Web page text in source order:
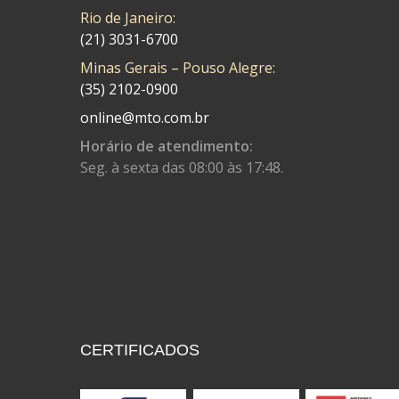
COMETA
CONTROL FLEX (92)
CPL IMPORT
DANIDREA (160)
DIVERSOS
Rio de Janeiro:
(21) 3031-6700
Minas Gerais – Pouso Alegre:
(35) 2102-0900
online@mto.com.br
Horário de atendimento:
Seg. à sexta das 08:00 às 17:48.
CERTIFICADOS